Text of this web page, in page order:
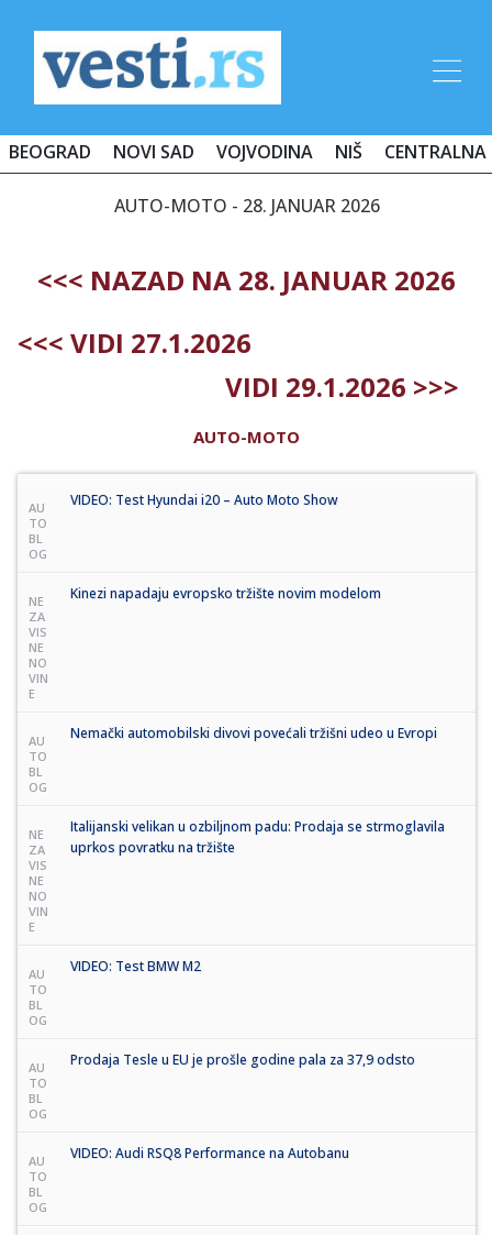
BEOGRAD NOVI SAD VOJVODINA NIŠ CENTRALNA
AUTO-MOTO - 28. JANUAR 2026
<<< NAZAD NA 28. JANUAR 2026
<<< VIDI 27.1.2026
VIDI 29.1.2026 >>>
AUTO-MOTO
AU
TO
BL
OG
VIDEO: Test Hyundai i20 – Auto Moto Show
NE
ZA
VIS
NE
NO
VIN
E
Kinezi napadaju evropsko tržište novim modelom
AU
TO
BL
OG
Nemački automobilski divovi povećali tržišni udeo u Evropi
NE
ZA
VIS
NE
NO
VIN
E
Italijanski velikan u ozbiljnom padu: Prodaja se strmoglavila
uprkos povratku na tržište
AU
TO
BL
OG
VIDEO: Test BMW M2
AU
TO
BL
OG
Prodaja Tesle u EU je prošle godine pala za 37,9 odsto
AU
TO
BL
OG
VIDEO: Audi RSQ8 Performance na Autobanu